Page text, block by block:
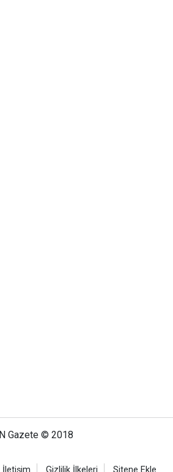
N Gazete © 2018